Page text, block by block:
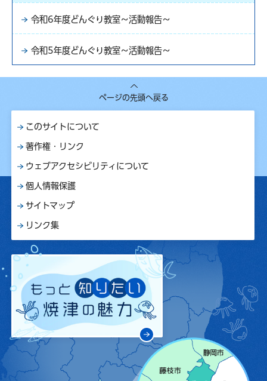
令和6年度どんぐり教室～活動報告～
令和5年度どんぐり教室～活動報告～
ページの先頭へ戻る
このサイトについて
著作権・リンク
ウェブアクセシビリティについて
個人情報保護
サイトマップ
リンク集